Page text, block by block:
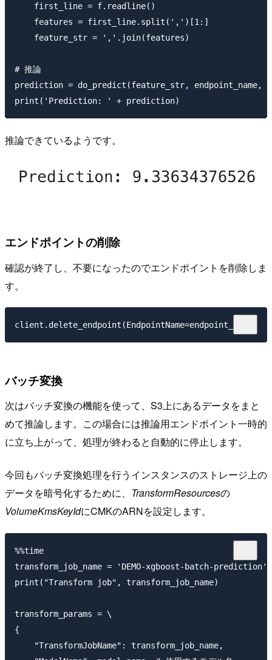
    first_line = f.readline()
    features = first_line.split(',')[1:]
    feature_str = ','.join(features)
# 推論
prediction = do_predict(feature_str,
推論できているようです。
エンドポイントの削除
確認が終了し、不要になったのでエンドポイントを削除しま
す。
バッチ変換
次はバッチ変換の機能を使って、S3上にあるデータをまと
めて推論します。この場合には推論用エンドポイント一時的
に立ち上がって、処理が終わると自動的に停止します。
今回もバッチ変換処理を行うインスタンスのストレージ上の
データを暗号化するために、 TransformResourcesの
VolumeKmsKeyIdにCMKのARNを設定します。
%%time
transform_job_name = 'DEMO-xgboost-batch-prediction'
print("Transform job", transform_job_name)
transform_params = \
{
    "TransformJobName": transform_job_name,